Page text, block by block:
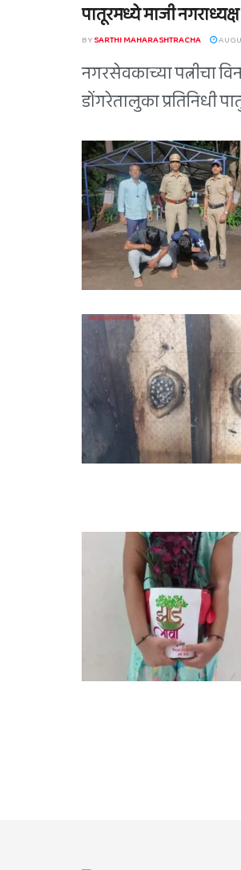
पातूरमध्ये माजी
BYSARTHI MAHARASHTRACHA
नगरसेवकाच्या पत्नीचा
डोंगरेतालुका प्रतिनिधी